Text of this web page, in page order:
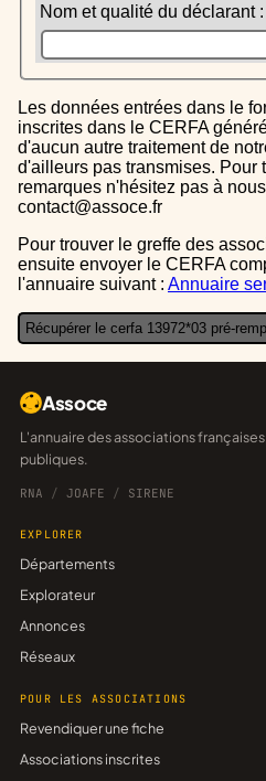
Nom et qualité du déclarant :
Les données entrées dans le formulaire sont uniquement
inscrites dans le CERFA
d'aucun autre traitement de
d'ailleurs pas transmises. Pour
remarques n'hésitez pas à
contact@assoce.fr
Pour trouver le greffe des associations auquel vous devrez
ensuite envoyer le CERFA
l'annuaire suivant : Annuaire
Récupérer le cerfa 13972*03 pré-
Assoce
L'annuaire des associations françaises, construit sur les données
publiques.
RNA / JOAFE / SIRENE
EXPLORER
Départements
Explorateur
Annonces
Réseaux
POUR LES ASSOCIATIONS
Revendiquer une fiche
Associations inscrites